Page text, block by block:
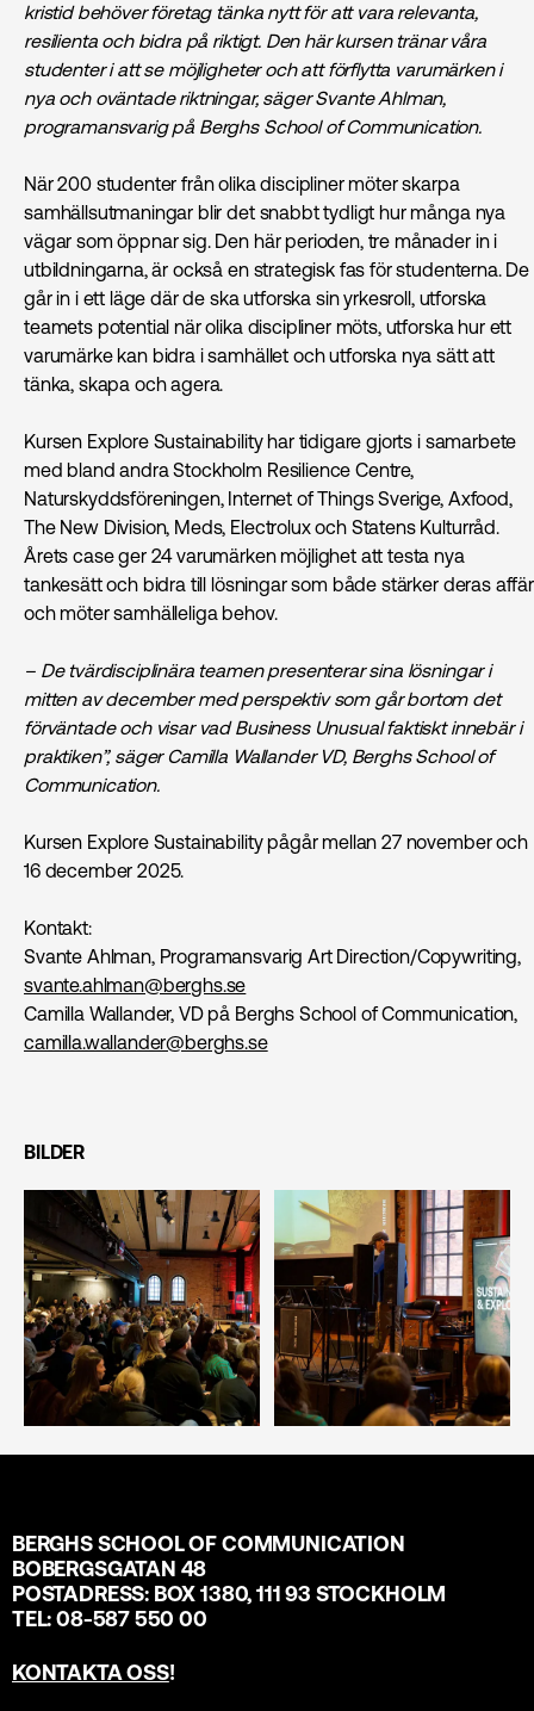
kristid behöver företag tänka nytt för att vara relevanta,
resilienta och bidra på riktigt. Den här kursen tränar våra
studenter i att se möjligheter och att förflytta varumärken i
nya och oväntade riktningar, säger Svante Ahlman,
programansvarig på Berghs School of Communication.
När 200 studenter från olika discipliner möter skarpa
samhällsutmaningar blir det snabbt tydligt hur många nya
vägar som öppnar sig. Den här perioden, tre månader in i
utbildningarna, är också en strategisk fas för studenterna. De
går in i ett läge där de ska utforska sin yrkesroll, utforska
teamets potential när olika discipliner möts, utforska hur ett
varumärke kan bidra i samhället och utforska nya sätt att
tänka, skapa och agera.
Kursen Explore Sustainability har tidigare gjorts i samarbete
med bland andra Stockholm Resilience Centre,
Naturskyddsföreningen, Internet of Things Sverige, Axfood,
The New Division, Meds, Electrolux och Statens Kulturråd.
Årets case ger 24 varumärken möjlighet att testa nya
tankesätt och bidra till lösningar som både stärker deras affär
och möter samhälleliga behov.
– De tvärdisciplinära teamen presenterar sina lösningar i
mitten av december med perspektiv som går bortom det
förväntade och visar vad Business Unusual faktiskt innebär i
praktiken”, säger Camilla Wallander VD, Berghs School of
Communication.
Kursen Explore Sustainability pågår mellan 27 november och
16 december 2025.
Kontakt:
Svante Ahlman, Programansvarig Art Direction/Copywriting,
svante.ahlman@berghs.se
Camilla Wallander, VD på Berghs School of Communication,
camilla.wallander@berghs.se
BILDER
BERGHS SCHOOL OF COMMUNICATION
BOBERGSGATAN 48
POSTADRESS: BOX 1380, 111 93 STOCKHOLM
TEL: 08-587 550 00
KONTAKTA OSS!